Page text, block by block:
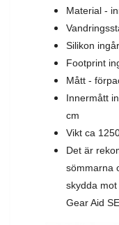
Material -
Silikon
Footprint
Mått -
Innermått
cm
Vikt ca
Det är
sömmarna
skydda mot
Gear Aid